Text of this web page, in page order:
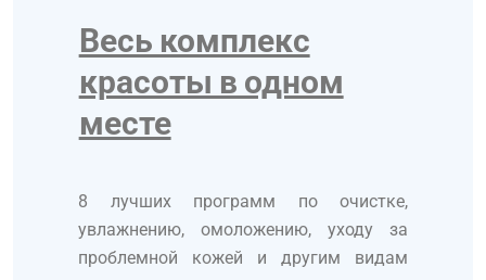
Весь комплекс
красоты в одном
месте
8 лучших программ по очистке,
увлажнению, омоложению, уходу за
проблемной кожей и другим видам